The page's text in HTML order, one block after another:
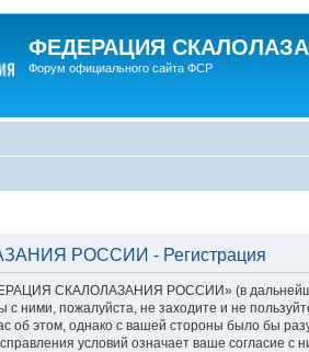
ФЕДЕРАЦИЯ
Форум официального сайта ФСР
РОССИИ - Регистрация
СКАЛОЛАЗАНИЯ РОССИИ» (в
с ними, пожалуйста, не заходите и не
об этом, однако с вашей стороны было бы
условий означает ваше согласие с